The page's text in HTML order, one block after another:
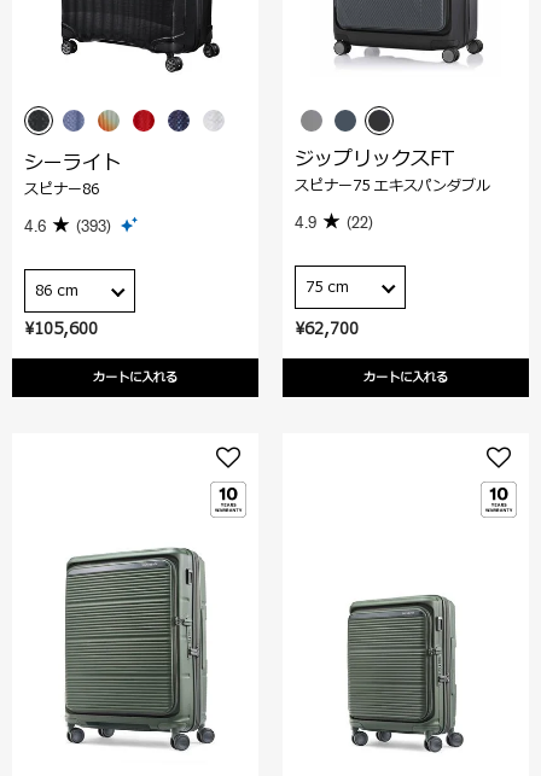
¥105,600
カートに入れる
シーライト
スピナー86
4.6 (393)
86 cm
¥62,700
カートに入れる
ジップリックスFT
スピナー75 エキスパンダブル
4.9 (22)
75 cm